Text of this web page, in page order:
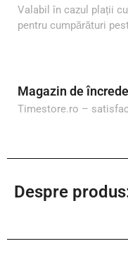
Valabil în cazul plații
pentru cumpărături
Magazin de
Timestore.ro –
Despre